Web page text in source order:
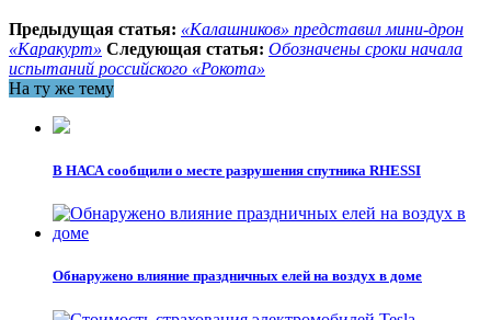
Предыдущая статья: «Калашников» представил мини-дрон
«Каракурт» Следующая статья: Обозначены сроки начала
испытаний российского «Рокота»
На ту же тему
В НАСА сообщили о месте разрушения спутника RHESSI
Обнаружено влияние праздничных елей на воздух в доме